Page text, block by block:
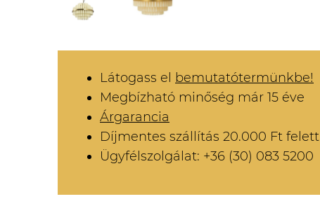
Látogass el bemutatótermünkbe!
Megbízható minőség már 15 éve
Árgarancia
Díjmentes szállítás 20.000 Ft felett
Ügyfélszolgálat: +36 (30) 083 5200